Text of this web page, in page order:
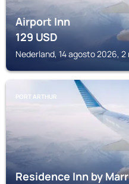
Airport Inn
129USD
Nederland, 14 agosto 2026, 2
PORT ARTHUR
Residence Inn by